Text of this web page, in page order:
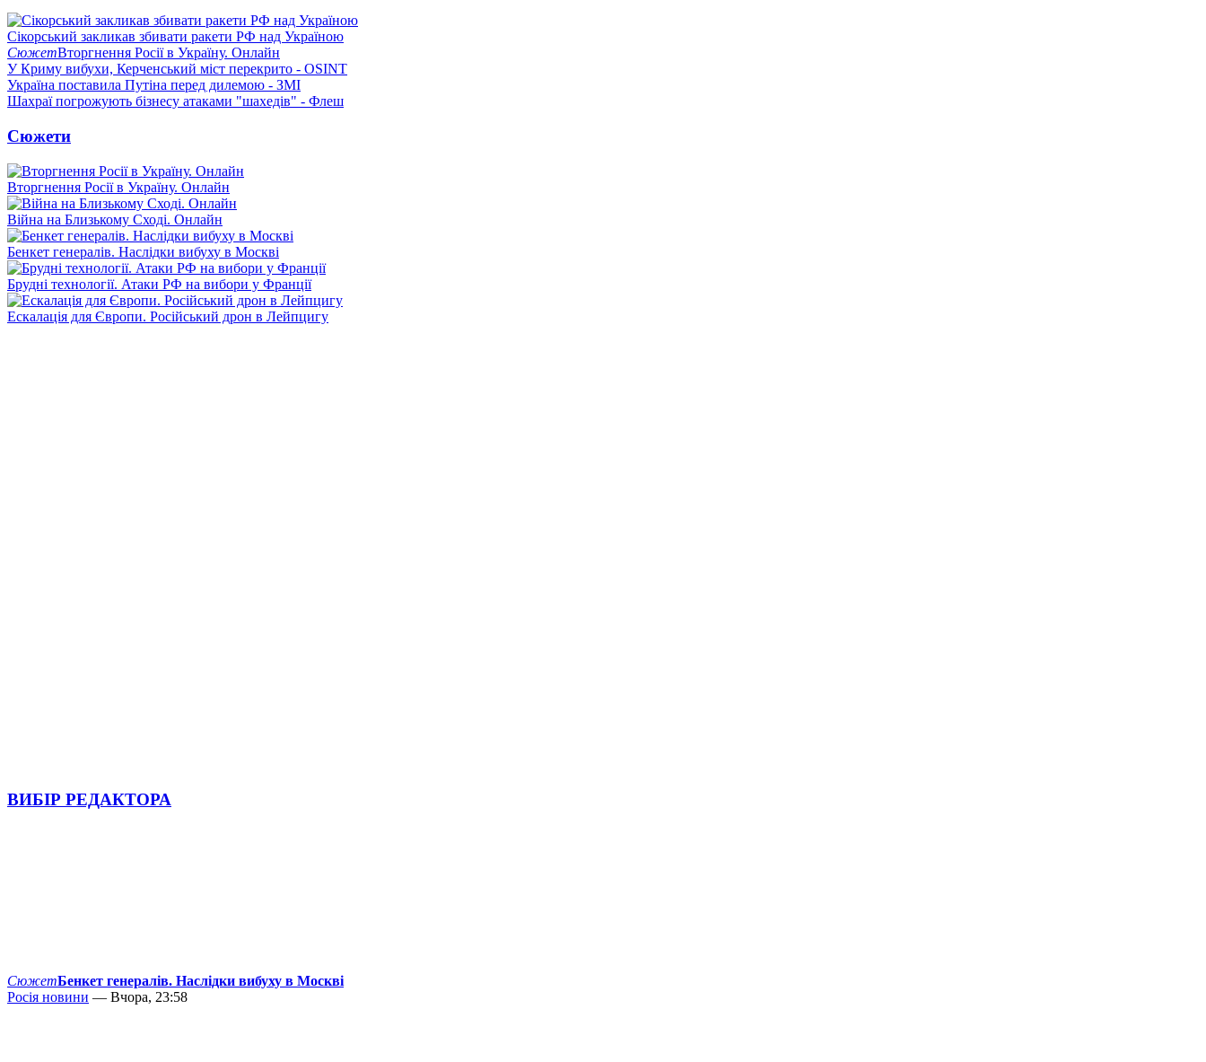
Сікорський закликав збивати ракети РФ над Україною
СюжетВторгнення Росії в Україну. Онлайн
У Криму вибухи, Керченський міст перекрито - OSINT
Україна поставила Путіна перед дилемою - ЗМІ
Шахраї погрожують бізнесу атаками "шахедів" - Флеш
Сюжети
Вторгнення Росії в Україну. Онлайн
Війна на Близькому Сході. Онлайн
Бенкет генералів. Наслідки вибуху в Москві
Брудні технології. Атаки РФ на вибори у Франції
Ескалація для Європи. Російський дрон в Лейпцигу
ВИБІР РЕДАКТОРА
СюжетБенкет генералів. Наслідки вибуху в Москві
Росія новини — Вчора, 23:58